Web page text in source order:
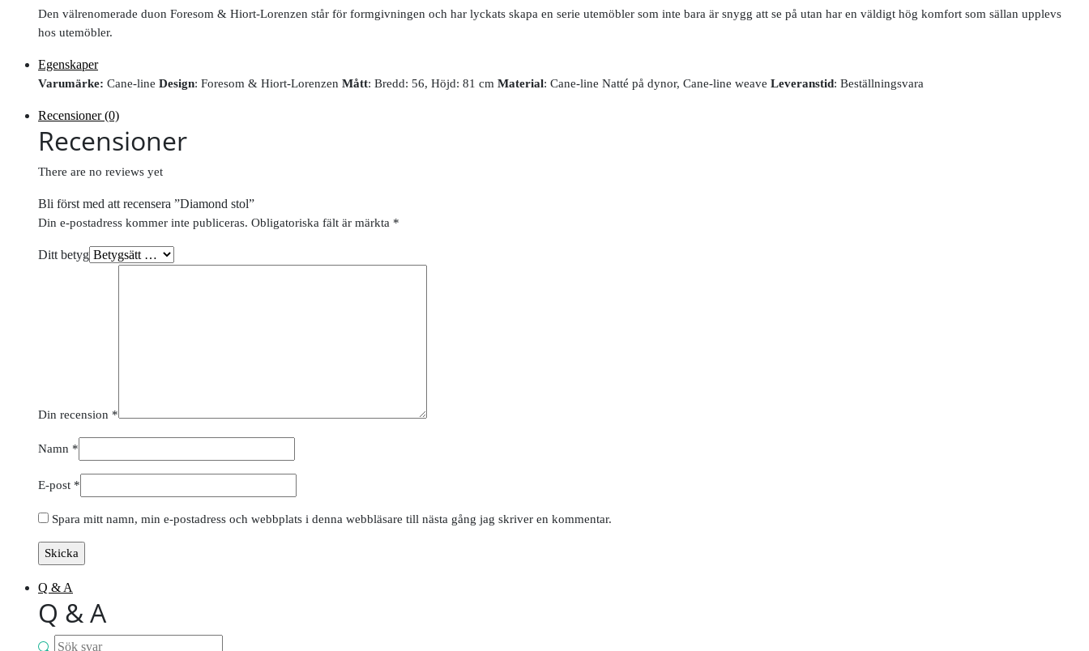
Den välrenomerade duon Foresom & Hiort-Lorenzen står för formgivningen och har lyckats skapa en serie utemöbler som inte bara är snygg att se på utan har en väldigt hög komfort som sällan upplevs
hos utemöbler.
Egenskaper
Varumärke: Cane-line Design: Foresom & Hiort-Lorenzen Mått: Bredd: 56, Höjd: 81 cm Material: Cane-line Natté på dynor, Cane-line weave Leveranstid: Beställningsvara
Recensioner (0)
Recensioner
There are no reviews yet
Bli först med att recensera ”Diamond stol”
Din e-postadress kommer inte publiceras. Obligatoriska fält är märkta *
Ditt betyg
Din recension *
Namn *
E-post *
Spara mitt namn, min e-postadress och webbplats i denna webbläsare till nästa gång jag skriver en kommentar.
Q & A
Q & A